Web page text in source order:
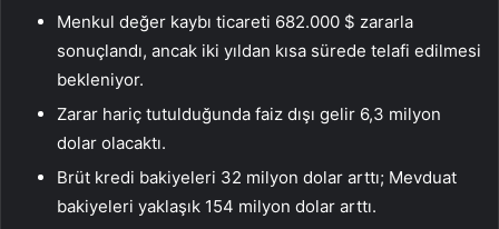
Menkul değer kaybı ticareti 682.000 $ zararla
sonuçlandı, ancak iki yıldan kısa sürede telafi edilmesi
bekleniyor.
Zarar hariç tutulduğunda faiz dışı gelir 6,3 milyon
dolar olacaktı.
Brüt kredi bakiyeleri 32 milyon dolar arttı; Mevduat
bakiyeleri yaklaşık 154 milyon dolar arttı.